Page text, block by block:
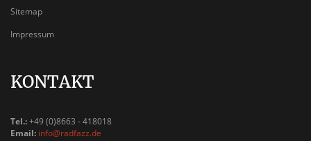
Sitemap
Impressum
KONTAKT
Tel.:+49 (0)8663 - 418018
Email: info@radfazz.de